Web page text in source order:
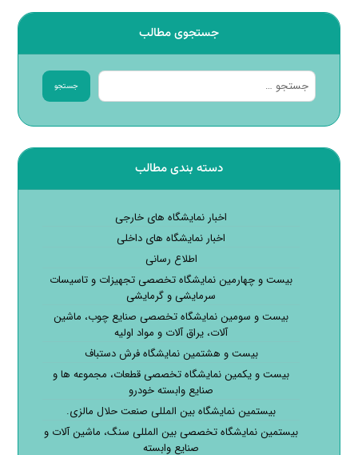
جستجوی مطالب
جستجو
دسته بندی مطالب
اخبار نمایشگاه های خارجی
اخبار نمایشگاه های داخلی
اطلاع رسانی
بیست و چهارمین نمایشگاه تخصصی تجهیزات و تاسیسات
سرمایشی و گرمایشی
بیست و سومین نمایشگاه تخصصی صنایع چوب، ماشین
آلات، یراق آلات و مواد اولیه
بیست و هشتمین نمایشگاه فرش دستباف
بیست و یکمین نمایشگاه تخصصی قطعات، مجموعه ها و
صنایع وابسته خودرو
بیستمین نمایشگاه بین المللی صنعت حلال مالزی.
بیستمین نمایشگاه تخصصی بین المللی سنگ، ماشین آلات و
صنایع وابسته